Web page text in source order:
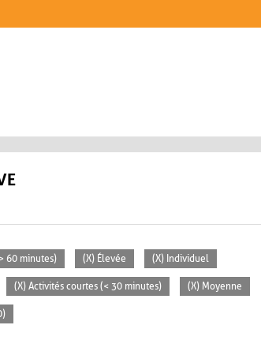
60 minutes) (X) Élevée (X) Individuel
(X) Activités courtes (< 30 minutes) (X) Moyenne